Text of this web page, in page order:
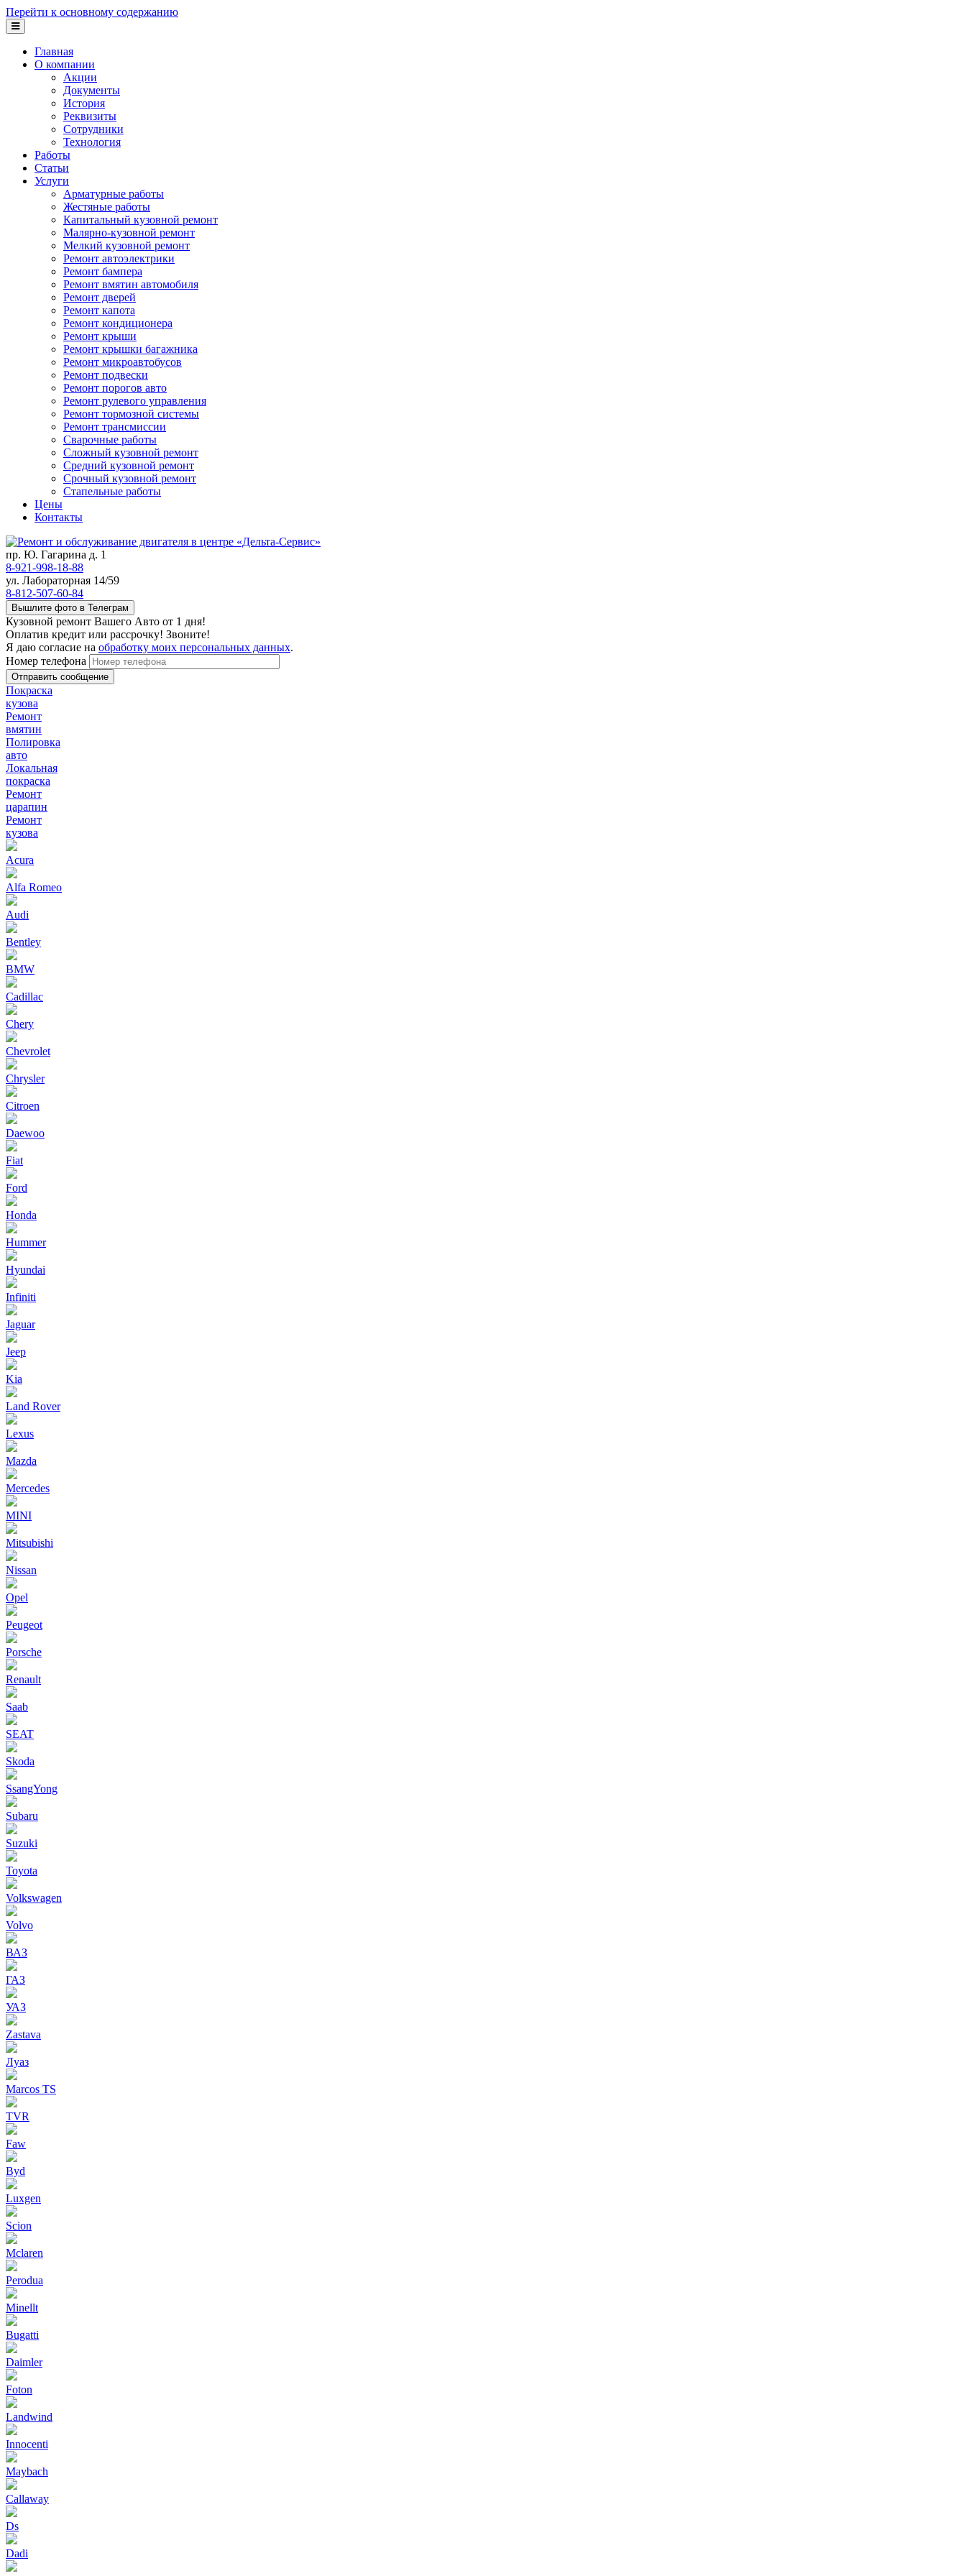
Перейти к основному содержанию
Главная
О компании
Акции
Документы
История
Реквизиты
Сотрудники
Технология
Работы
Статьи
Услуги
Арматурные работы
Жестяные работы
Капитальный кузовной ремонт
Малярно-кузовной ремонт
Мелкий кузовной ремонт
Ремонт автоэлектрики
Ремонт бампера
Ремонт вмятин автомобиля
Ремонт дверей
Ремонт капота
Ремонт кондиционера
Ремонт крыши
Ремонт крышки багажника
Ремонт микроавтобусов
Ремонт подвески
Ремонт порогов авто
Ремонт рулевого управления
Ремонт тормозной системы
Ремонт трансмиссии
Сварочные работы
Сложный кузовной ремонт
Средний кузовной ремонт
Срочный кузовной ремонт
Стапельные работы
Цены
Контакты
пр. Ю. Гагарина д. 1
8-921-998-18-88
ул. Лабораторная 14/59
8-812-507-60-84
Вышлите фото в Телеграм
Кузовной ремонт Вашего Авто от 1 дня!
Оплатив кредит или рассрочку! Звоните!
Я даю согласие на обработку моих персональных данных.
Номер телефона
Покраска
кузова
Ремонт
вмятин
Полировка
авто
Локальная
покраска
Ремонт
царапин
Ремонт
кузова
Acura
Alfa Romeo
Audi
Bentley
BMW
Cadillac
Chery
Chevrolet
Chrysler
Citroen
Daewoo
Fiat
Ford
Honda
Hummer
Hyundai
Infiniti
Jaguar
Jeep
Kia
Land Rover
Lexus
Mazda
Mercedes
MINI
Mitsubishi
Nissan
Opel
Peugeot
Porsche
Renault
Saab
SEAT
Skoda
SsangYong
Subaru
Suzuki
Toyota
Volkswagen
Volvo
ВАЗ
ГАЗ
УАЗ
Zastava
Луаз
Marcos TS
TVR
Faw
Byd
Luxgen
Scion
Mclaren
Perodua
Minellt
Bugatti
Daimler
Foton
Landwind
Innocenti
Maybach
Callaway
Ds
Dadi